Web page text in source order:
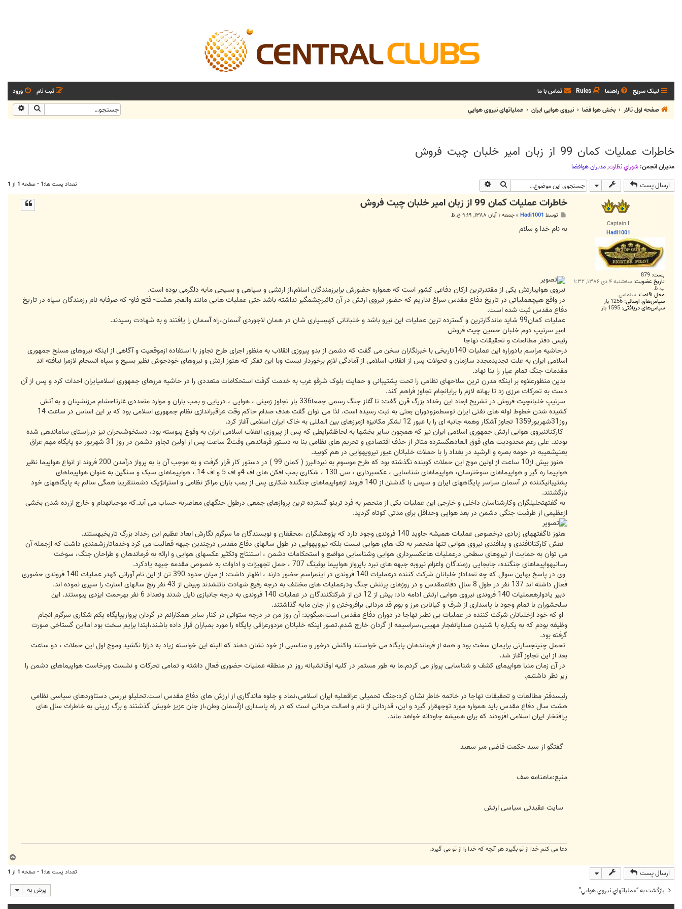
لینک سریع راهنما Rules تماس با ما ورود
ثبت نام
صفحه اول تالار
بخش هوا فضا نيروي هوايي ايران عملیاتهاي نيروي هوايي جستجو
خاطرات عملیات کمان 99 از زبان امیر خلبان چیت فروش
مدیران انجمن: شوراي نظارت,مديران هوافضا
ارسال پست جستجو تعداد پست ها:1 • صفحه 1 از 1
Captain I
Hadi1001
پست: 879
تاریخ عضویت: سه‌شنبه ۴ دی ۱۳۸۶, ۱:۳۲
ب.ظ
محل اقامت: سلماس
سپاس‌های ارسالی: 1256 بار
سپاس‌های دریافتی: 1595 بار
خاطرات عملیات کمان 99 از زبان امیر خلبان چیت فروش
ت
توسط Hadi1001
»جمعه ۱ آبان ۱۳۸۸, ۹:۱۹ ق.ظ
به نام خدا و سلام
نیروی هواییارتش یکی از مقتدرترین ارکان دفاعی کشور است که همواره حضورش برایرزمندگان اسلام،از ارتشی و سپاهی و بسیجی مایه دلگرمی بوده است.
در واقع هیچعملیاتی در تاریخ دفاع مقدس سراغ نداریم که حضور نیروی ارتش در آن تاثیرچشمگیر نداشته باشد حتی عملیات هایی مانند والفجر هشت- فتح فاو- که صرفآبه نام رزمندگان سپاه در تاریخ
دفاع مقدس ثبت شده است.
عملیات کمان99 شاید ماندگارترین و گسترده ترین عملیات این نیرو باشد و خلبانانی کهبسیاری شان در همان لاجوردی آسمان،راه آسمان را یافتند و به شهادت رسیدند.
امیر سرتیپ دوم خلبان حسین چیت فروش
رئیس دفتر مطالعات و تحقیقات نهاجا
درحاشیه مراسم یادوراره این عملیات 140تاریخی با خبرنگاران سخن می گفت که دشمن از بدو پیروزی انقلاب به منظور اجرای طرح تجاوز با استفاده ازموقعیت و آگاهی از اینکه نیروهای مسلح جمهوری
اسلامی ایران به علت تجدیدمجدد سازمان و تحولات پس از انقلاب اسلامی از آمادگی لازم برخوردار نیست وبا این تفکر که هنوز ارتش و نیروهای خودجوش نظیر بسیج و سپاه انسجام لازمرا نیافته اند
مقدمات جنگ تمام عیار را بنا نهاد.
بدین منظورعلاوه بر اینکه مدرن ترین سلاحهای نظامی را تحت پشتیبانی و حمایت بلوک شرقو غرب به خدمت گرفت استحکامات متعددی را در حاشیه مرزهای جمهوری اسلامیایران احداث کرد و پس از آن
دست به تحرکات مرزی زد تا بهانه لازم را برایانجام تجاوز فراهم کند.
سرتیپ خلبانچیت فروش در تشریح ابعاد این رخداد بزرگ قرن گفت: تا آغاز جنگ رسمی جمعا336 بار تجاوز زمینی ، هوایی ، دریایی و بمب باران و موارد متعددی غارتاحشام مرزنشینان و به آتش
کشیده شدن خطوط لوله های نفتی ایران توسطمزودوران بعثی به ثبت رسیده است. لذا می توان گفت هدف صدام حاکم وقت عراقبراندازی نظام جمهوری اسلامی بود که بر این اساس در ساعت 14
روز31شهریور1359 تجاوز آشکار وهمه جانبه ای را با عبور 12 لشکر مکانیزه ازمرزهای بین المللی به خاک ایران اسلامی آغاز کرد.
کارکناننیروی هوایی ارتش جمهوری اسلامی ایران نیز که همچون سایر بخشها به لحاظشرایطی که پس از پیروزی انقلاب اسلامی ایران به وقوع پیوسته بود، دستخوشبحران نیز درراستای ساماندهی شده
بودند. علی رغم محدودیت های فوق العادهگسترده متاثر از حذف اقتصادی و تحریم های نظامی بنا به دستور فرماندهی وقت2 ساعت پس از اولین تجاوز دشمن در روز 31 شهریور دو پایگاه مهم عراق
یعنیشعیبه در حومه بصره و الرشید در بغداد را با حملات خلبانان غیور نیرویهوایی در هم کوبید.
هنوز بیش از10 ساعت از اولین موج این حملات کوبنده نگذشته بود که طرح موسوم به نبردالبرز ( کمان 99 ) در دستور کار قرار گرفت و به موجب آن با به پرواز درآمدن 200 فروند از انواع هواپیما نظیر
هواپیما ره گیر و هواپیماهای سوخترسان، هواپیماهای شناسایی ، عکسبرداری ، سی 130 ، شکاری بمب افکن های اف 4و اف 5 و اف 14 ، هواپیماهای سبک و سنگین به عنوان هواپیماهای
پشتیبانیکننده در آسمان سراسر پایگاههای ایران و سپس با گذشتن از 140 فروند ازهواپیماهای جنگنده شکاری پس از بمب باران مراکز نظامی و استراتژیک دشمنتقریبا همگی سالم به پایگاههای خود
بازگشتند.
به گفتهتحلیلگران وکارشناسان داخلی و خارجی این عملیات یکی از منحصر به فرد ترینو گسترده ترین پروازهای جمعی درطول جنگهای معاصربه حساب می آید.که موجبانهدام و خارج ازرده شدن بخشی
ازعظیمی از ظرفیت جنگی دشمن در بعد هوایی وحداقل برای مدتی کوتاه گردید.
هنوز ناگفتههای زیادی درخصوص عملیات همیشه جاوید 140 فروندی وجود دارد که پژوهشگران ،محققان و نویسندگان ما سرگرم نگارش ابعاد عظیم این رخداد بزرگ تاریخیهستند.
نقش کارکنانآفندی و پدافندی نیروی هوایی تنها منحصر به تک های هوایی نیست بلکه نیرویهوایی در طول سالهای دفاع مقدس درچندین جبهه فعالیت می کرد وخدماتارزشمندی داشت که ازجمله آن
می توان به حمایت از نیروهای سطحی درعملیات هاعکسبرداری هوایی وشناسایی مواضع و استحکامات دشمن ، استنتاج وتکثیر عکسهای هوایی و ارائه به فرماندهان و طراحان جنگ، سوخت
رسانیهواپیماهای جنگنده، جابجایی رزمندگان واعزام نیروبه جبهه های نبرد باپرواز هواپیما بوئینگ 707 ، حمل تجهیزات و اداوات به خصوص مقدمه جبهه یادکرد.
وی در پاسخ بهاین سوال که چه تعداداز خلبانان شرکت کننده درعملیات 140 فروندی در اینمراسم حضور دارند ، اظهار داشت: از میان حدود 390 تن از این نام آورانی کهدر عملیات 140 فروندی حضوری
فعال داشته اند 137 نفر در طول 8 سال دفاعمقدس و در روزهای پرتنش جنگ ودرعملیات های مختلف به درجه رفیع شهادت نائلشدند وبیش از 43 نفر رنج سالهای اسارت را سپری نموده اند.
دبیر یادوارهعملیات 140 فروندی نیروی هوایی ارتش ادامه داد: بیش از 12 تن از شرکتکنندگان در عملیات 140 فروندی به درجه جانبازی نایل شدند وتعداد 6 نفر بهرحمت ایزدی پیوستند. این
سلحشوران با تمام وجود با پاسداری از شرف و کیاناین مرز و بوم قد مردانی برافروختن و از جان مایه گذاشتند.
او که خود ازخلبانان شرکت کننده در عملیات بی نظیر نهاجا در دوران دفاع مقدس است،میگوید: آن روز من در درجه ستوانی در کنار سایر همکارانم در گردان پروازیپایگاه یکم شکاری سرگرم انجام
وظیفه بودم که به یکباره با شنیدن صدایانفجار مهیبی،سراسیمه از گردان خارج شدم.تصور اینکه خلبانان مزدورعراقی پایگاه را مورد بمباران قرار داده باشند،ابتدا برایم سخت بود امااین گستاخی صورت
گرفته بود.
تحمل چنینجسارتی برایمان سخت بود و همه از فرماندهان پایگاه می خواستند واکنش درخور و مناسبی از خود نشان دهند که البته این خواسته زیاد به درازا نکشید وموج اول این حملات ، دو ساعت
بعد از این تجاوز آغاز شد.
در آن زمان منبا هواپیمای کشف و شناسایی پرواز می کردم.ما به طور مستمر در کلیه اوقاتشبانه روز در منطقه عملیات حضوری فعال داشته و تمامی تحرکات و نشست وبرخاست هواپیماهای دشمن را
زیر نظر داشتیم.
رئیسدفتر مطالعات و تحقیقات نهاجا در خاتمه خاطر نشان کرد:جنگ تحمیلی عراقعلیه ایران اسلامی،نماد و جلوه ماندگاری از ارزش های دفاع مقدس است.تحلیلو بررسی دستاوردهای سیاسی نظامی
هشت سال دفاع مقدس باید همواره مورد توجهقرار گیرد و این، قدردانی از نام و اصالت مردانی است که در راه پاسداری ازآسمان وطن،از جان عزیز خویش گذشتند و برگ زرینی به خاطرات سال های
پرافتخار ایران اسلامی افزودند که برای همیشه جاودانه خواهد ماند.
گفتگو از سید حکمت قاضی میر سعید
منبع:ماهنامه صف
سایت عقیدتی سیاسی ارتش
دعا مي كنم خدا از تو بگيرد هر آنچه كه خدا را از تو مي گيرد.
ا
ارسال پست تعداد پست ها:1 • صفحه 1 از 1
بازگشت به “عملیاتهاي نيروي هوايي” پرش به